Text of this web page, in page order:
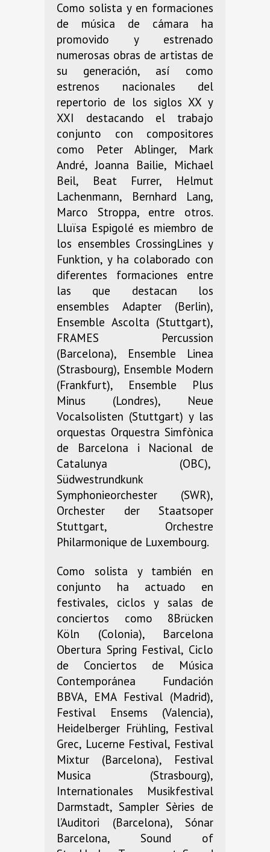
Como solista y en formaciones
de música de cámara ha
promovido y estrenado
numerosas obras de artistas de
su generación, así como
estrenos nacionales del
repertorio de los siglos XX y
XXI destacando el trabajo
conjunto con compositores
como Peter Ablinger, Mark
André, Joanna Bailie, Michael
Beil, Beat Furrer, Helmut
Lachenmann, Bernhard Lang,
Marco Stroppa, entre otros.
Lluïsa Espigolé es miembro de
los ensembles CrossingLines y
Funktion, y ha colaborado con
diferentes formaciones entre
las que destacan los
ensembles Adapter (Berlin),
Ensemble Ascolta (Stuttgart),
FRAMES Percussion
(Barcelona), Ensemble Linea
(Strasbourg), Ensemble Modern
(Frankfurt), Ensemble Plus
Minus (Londres), Neue
Vocalsolisten (Stuttgart) y las
orquestas Orquestra Simfònica
de Barcelona i Nacional de
Catalunya (OBC),
Südwestrundkunk
Symphonieorchester (SWR),
Orchester der Staatsoper
Stuttgart, Orchestre
Philarmonique de Luxembourg.
Como solista y también en
conjunto ha actuado en
festivales, ciclos y salas de
conciertos como 8Brücken
Köln (Colonia), Barcelona
Obertura Spring Festival, Ciclo
de Conciertos de Música
Contemporánea Fundación
BBVA, EMA Festival (Madrid),
Festival Ensems (Valencia),
Heidelberger Frühling, Festival
Grec, Lucerne Festival, Festival
Mixtur (Barcelona), Festival
Musica (Strasbourg),
Internationales Musikfestival
Darmstadt, Sampler Sèries de
l’Auditori (Barcelona), Sónar
Barcelona, Sound of